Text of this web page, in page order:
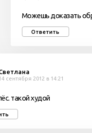
Можешь доказать
Ответить
сентября 2012 в 14:21
такой худой